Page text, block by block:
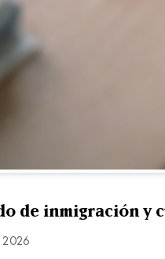
de inmigración